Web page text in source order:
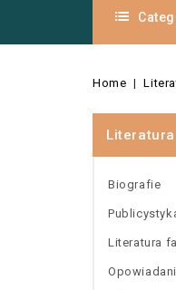
Home
Literatura
Biografie
Literatura